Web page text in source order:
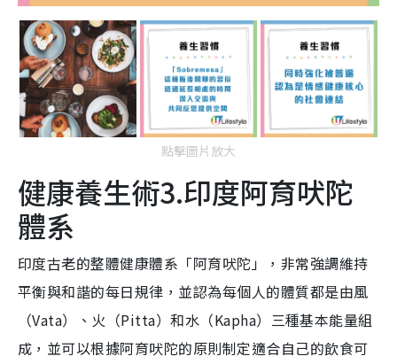
點擊圖片放大
健康養生術3.印度阿育吠陀
體系
印度古老的整體健康體系「阿育吠陀」，非常強調維持
平衡與和諧的每日規律，並認為每個人的體質都是由風
（Vata）、火（Pitta）和水（Kapha）三種基本能量組
成，並可以根據阿育吠陀的原則制定適合自己的飲食可